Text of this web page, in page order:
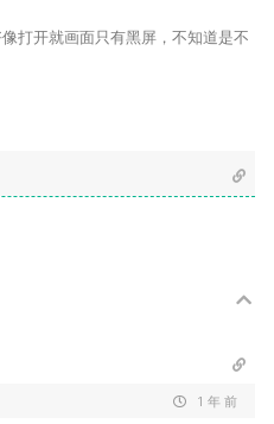
打开就画面只有黑屏，不知道是不
1 年 前